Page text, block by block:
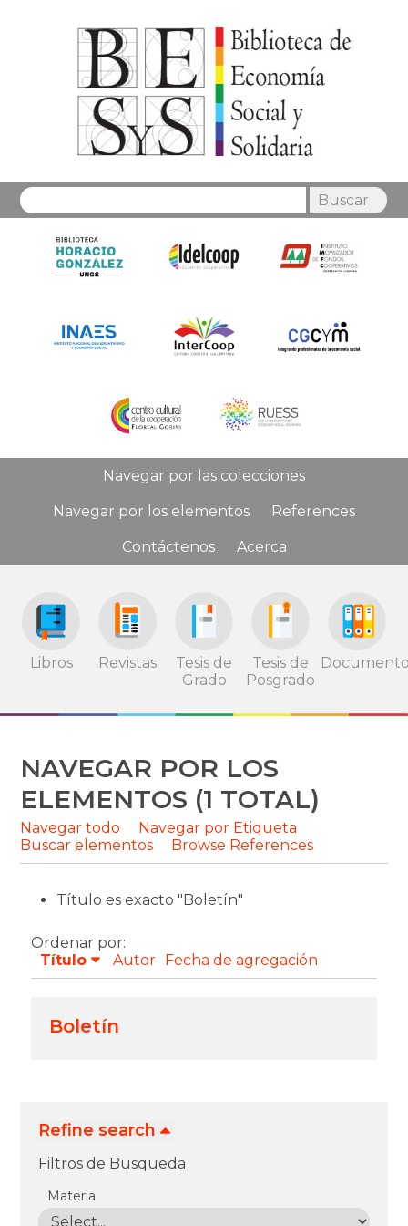
Buscar
Navegar por las colecciones
Navegar por los elementos References
Contáctenos Acerca
Libros Revistas
Tesis de
Grado
Tesis de
Posgrado
NAVEGAR POR LOS
ELEMENTOS (1 TOTAL)
Navegar todo
Navegar por Etiqueta
Buscar elementos
Browse References
Título es exacto "Boletín"
Ordenar por:
Título
Autor Fecha de agregación
Boletín
Refine search
Filtros de Busqueda
Materia